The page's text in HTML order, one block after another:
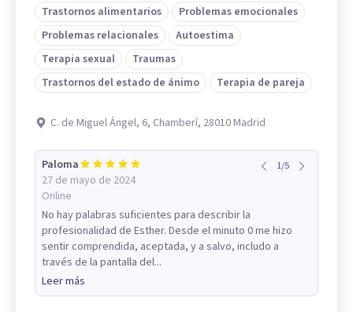
Trastornos alimentarios
Problemas emocionales
Problemas relacionales
Autoestima
Terapia sexual
Traumas
Trastornos del estado de ánimo
Terapia de pareja
C. de Miguel Ángel, 6, Chamberí, 28010 Madrid
Paloma
27 de mayo de 2024
Online
1/5
No hay palabras suficientes para describir la
profesionalidad de Esther. Desde el minuto 0 me hizo
sentir comprendida, aceptada, y a salvo, includo a
través de la pantalla del...
Leer más